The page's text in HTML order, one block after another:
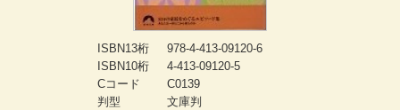
ISBN13桁
978-4-413-09120-6
ISBN10桁
4-413-09120-5
Cコード
C0139
判型
文庫判